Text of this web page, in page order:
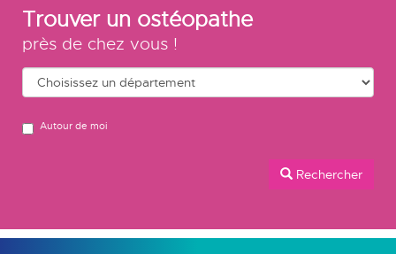
Trouver un ostéopathe
près de chez vous !
Autour de moi
Rechercher